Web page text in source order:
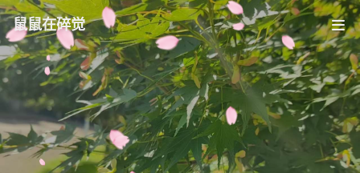
鼠鼠在碎觉